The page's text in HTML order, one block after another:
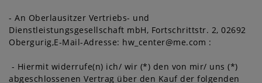
- An Oberlausitzer Vertriebs- und
Dienstleistungsgesellschaft mbH, Fortschrittstr. 2, 02692
Obergurig,E-Mail-Adresse: hw_center@me.com :
- Hiermit widerrufe(n) ich/ wir (*) den von mir/ uns (*)
abgeschlossenen Vertrag über den Kauf der folgenden